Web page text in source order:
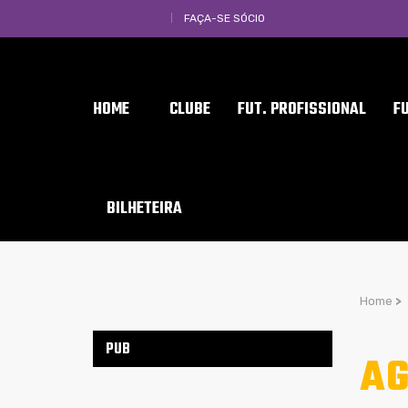
FAÇA-SE SÓCIO
HOME CLUBE FUT. PROFISSIONAL
BILHETEIRA
Home >
PUB